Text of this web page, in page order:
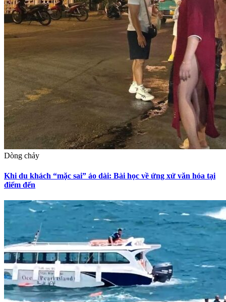
Dòng chảy
Khi du khách “mặc sai” áo dài: Bài học về ứng xử văn hóa tại
điểm đến